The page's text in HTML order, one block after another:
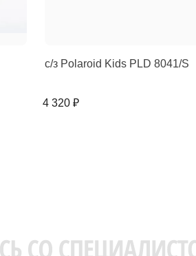
с/з Polaroid Kids PLD 8041/S
4 320 ₽